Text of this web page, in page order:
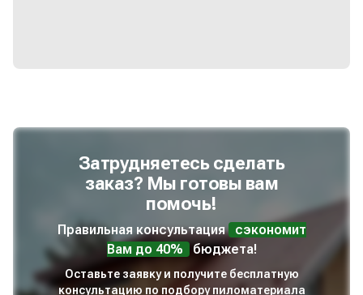
Затрудняетесь сделать
заказ? Мы готовы вам
помочь!
Правильная консультация
сэкономит
Вам до 40%
бюджета!
Оставьте заявку и получите бесплатную
консультацию по подбору пиломатериала